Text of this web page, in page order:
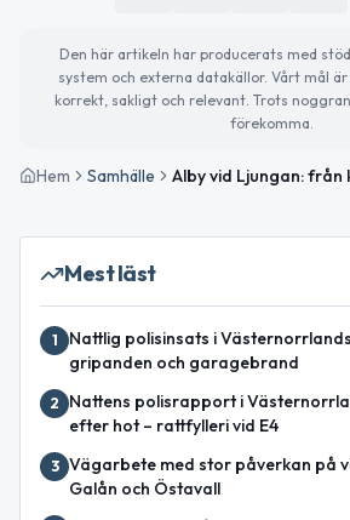
Den här artikeln har producerats med
system och externa datakällor. Vårt mål
korrekt, sakligt och relevant. Trots
förekomma.
Hem Samhälle
Mest läst
1
Nattlig polisinsats i
gripanden och garagebrand
2
Nattens polisrapport i
efter hot – rattfylleri vid E4
3 Vägarbete med stor påverkan på
Galån och Östavall